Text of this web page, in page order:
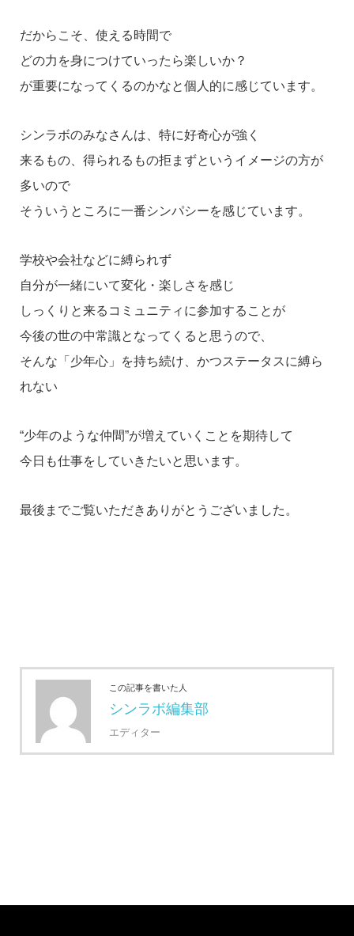
だからこそ、使える時間で
どの力を身につけていったら楽しいか？
が重要になってくるのかなと個人的に感じています。
シンラボのみなさんは、特に好奇心が強く
来るもの、得られるもの拒まずというイメージの方が
多いので
そういうところに一番シンパシーを感じています。
学校や会社などに縛られず
自分が一緒にいて変化・楽しさを感じ
しっくりと来るコミュニティに参加することが
今後の世の中常識となってくると思うので、
そんな「少年心」を持ち続け、かつステータスに縛ら
れない
“少年のような仲間”が増えていくことを期待して
今日も仕事をしていきたいと思います。
最後までご覧いただきありがとうございました。
この記事を書いた人
シンラボ編集部
エディター